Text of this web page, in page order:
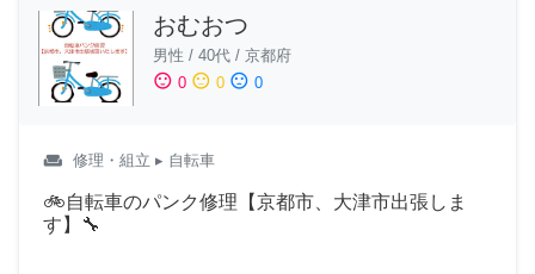
おむおつ
男性 / 40代 / 京都府
sentiment_satisfied 0 sentiment_neutral 0 sentiment_dissatisfied 0
weekend 修理・組立 ▸ 自転車
🚲自転車のパンク修理【京都市、大津市出張しま
す】🔧